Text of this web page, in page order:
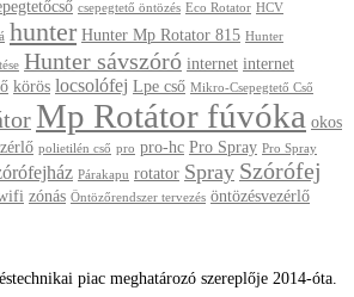
csepegtető öntözés Eco Rotator HCV
hunter Hunter Mp Rotator 815 Hunter
Hunter sávszóró internet internet
körös locsolófej Lpe cső Mikro-Csepegtető Cső
Mp Rotátor fúvóka okos
polietilén cső pro pro-hc Pro Spray Pro Spray
Párakapu rotator Spray Szórófej
zónás Öntözőrendszer tervezés öntözésvezérlő
piac meghatározó szereplője 2014-óta.